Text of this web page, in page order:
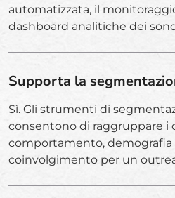
automatizzata, il
dashboard analitiche dei
Supporta la
Sì. Gli strumenti di
consentono di raggruppare i
comportamento, demografia
coinvolgimento per un